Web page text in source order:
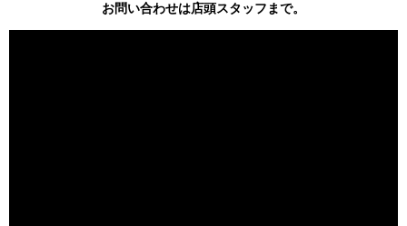
お問い合わせは店頭スタッフまで。